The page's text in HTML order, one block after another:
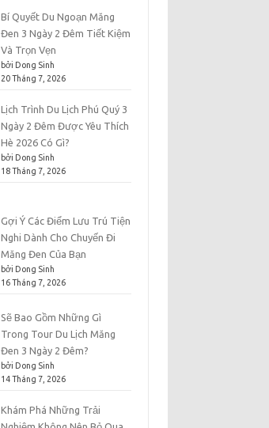
Bí Quyết Du Ngoạn Măng
Đen 3 Ngày 2 Đêm Tiết Kiệm
Và Trọn Vẹn
bởi Dong Sinh
20 Tháng 7, 2026
Lịch Trình Du Lịch Phú Quý 3
Ngày 2 Đêm Được Yêu Thích
Hè 2026 Có Gì?
bởi Dong Sinh
18 Tháng 7, 2026
Gợi Ý Các Điểm Lưu Trú Tiện
Nghi Dành Cho Chuyến Đi
Măng Đen Của Bạn
bởi Dong Sinh
16 Tháng 7, 2026
Sẽ Bao Gồm Những Gì
Trong Tour Du Lịch Măng
Đen 3 Ngày 2 Đêm?
bởi Dong Sinh
14 Tháng 7, 2026
Khám Phá Những Trải